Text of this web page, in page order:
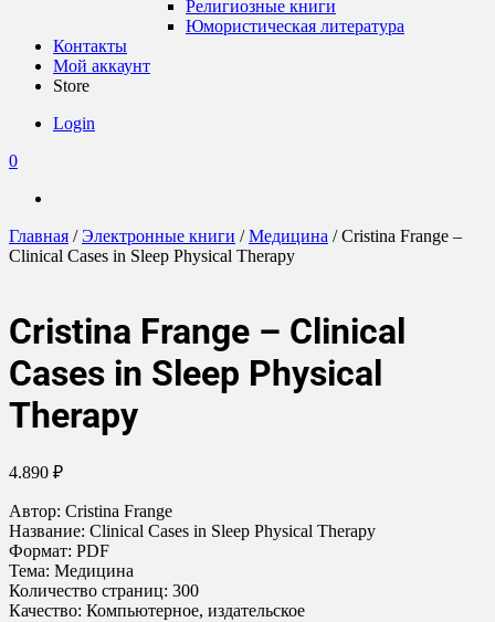
Религиозные книги
Юмористическая литература
Контакты
Мой аккаунт
Store
Login
0
Главная / Электронные книги /Медицина / Cristina Frange –
Clinical Cases in Sleep Physical Therapy
Cristina Frange – Clinical
Cases in Sleep Physical
Therapy
4.890 ₽
Автор: Cristina Frange
Название: Clinical Cases in Sleep Physical Therapy
Формат: PDF
Тема: Медицина
Количество страниц: 300
Качество: Компьютерное, издательское